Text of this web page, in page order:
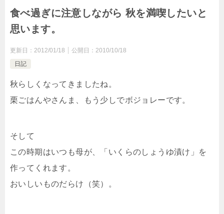
食べ過ぎに注意しながら 秋を満喫したいと
思います。
更新日： 2012/01/18 公開日： 2010/10/18
日記
秋らしくなってきましたね。
栗ごはんやさんま、もう少しでボジョレーです。
そして
この時期はいつも母が、「いくらのしょうゆ漬け」を
作ってくれます。
おいしいものだらけ（笑）。